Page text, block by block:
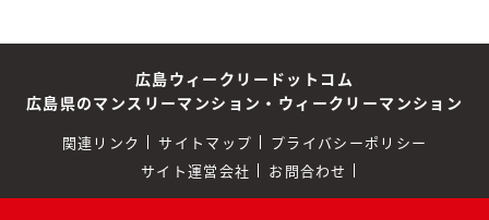
広島ウィークリードットコム
広島県のマンスリーマンション・ウィークリーマンション
関連リンク サイトマップ
プライバシーポリシー
サイト運営会社
お問合わせ